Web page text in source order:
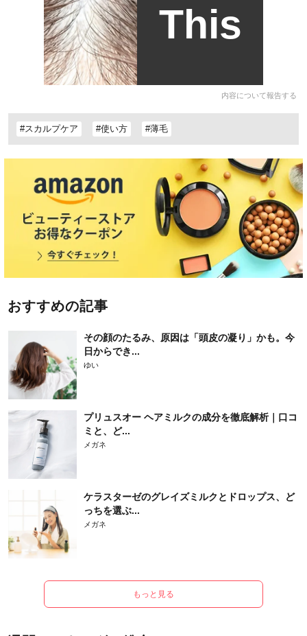
This
内容について報告する
#スカルプケア #使い方 #薄毛
おすすめの記事
その顔のたるみ、原因は「頭皮の凝り」かも。今
日からでき...
ゆい
プリュスオー ヘアミルクの成分を徹底解析｜口コ
ミと、ど...
メガネ
ケラスターゼのグレイズミルクとドロップス、ど
っちを選ぶ...
メガネ
もっと見る